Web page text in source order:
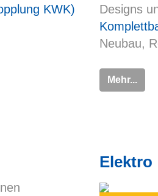
KWK)
Designs
Neubau,
Mehr...
Elektro